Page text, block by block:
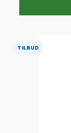
TILBUD